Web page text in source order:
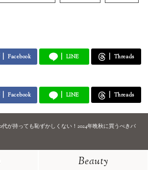
Facebook LINE Threads
Facebook LINE Threads
代が持っても恥ずかしくない！2024年晩秋に買うべきバ
Beauty